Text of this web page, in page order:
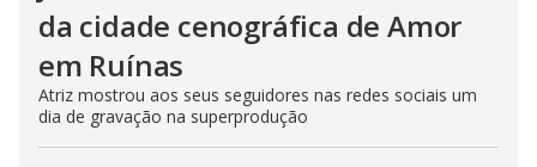
da cidade cenográfica de Amor
em Ruínas
Atriz mostrou aos seus seguidores nas redes sociais um
dia de gravação na superprodução